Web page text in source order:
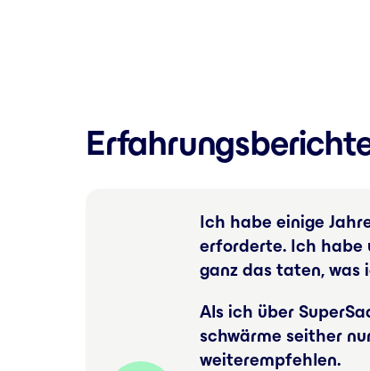
Ich habe einige
erforderte. Ich habe
ganz das taten, was
Als ich über
schwärme seither
weiterempfehlen.